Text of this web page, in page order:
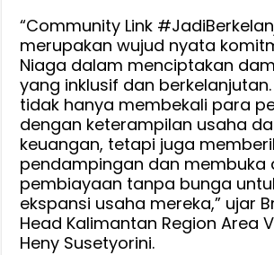
“Community Link
merupakan wujud nyata
Niaga dalam menciptakan
yang inklusif dan
tidak hanya membekali para
dengan keterampilan usaha
keuangan, tetapi juga
pendampingan dan membuka
pembiayaan tanpa bunga
ekspansi usaha mereka,” ujar
Head Kalimantan Region Area
Heny Susetyorini.